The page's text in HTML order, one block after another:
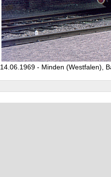
14.06.1969 - Minden (Westfalen),